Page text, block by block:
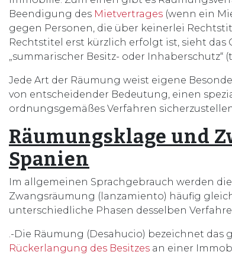
Beendigung des Mietvertrages (wenn ein
gegen Personen, die über keinerlei
Rechtstitel erst kürzlich erfolgt ist, sieht das
„summarischer Besitz- oder
Jede Art der Räumung weist eigene
von entscheidender Bedeutung, einen
ordnungsgemäßes Verfahren
Räumungsklage und
Spanien
Im allgemeinen Sprachgebrauch werden
Zwangsräumung (lanzamiento) häufig
unterschiedliche Phasen desselben
.-Die Räumung (Desahucio) bezeichnet
Rückerlangung des Besitzes an einer